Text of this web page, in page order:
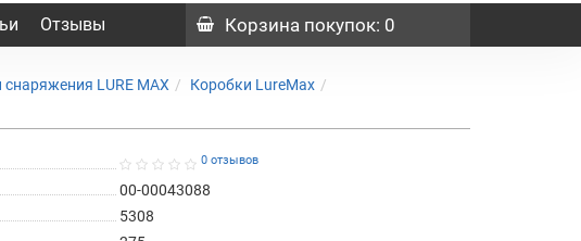
Отзывы Корзина покупок: 0
LURE MAX Коробки LureMax
0 отзывов
00-00043088
5308